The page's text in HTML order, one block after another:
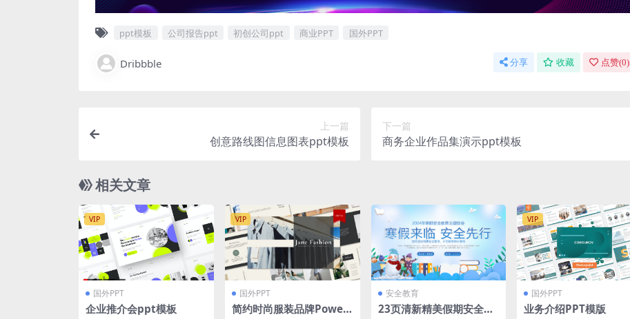
ppt模板 公司报告ppt 初创公司ppt 商业PPT 国外PPT
Dribbble 分享 收藏 点赞(0)
上一篇
创意路线图信息图表ppt模板
下一篇
商务企业作品集演示ppt模板
相关文章
VIP
国外PPT
企业推介会ppt模板
VIP
国外PPT
简约时尚服装品牌Power
安全教育
23页清新精美假期安全指
VIP
国外PPT
业务介绍PPT模版